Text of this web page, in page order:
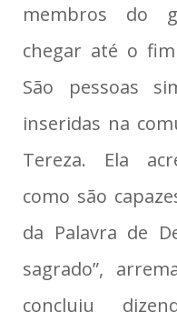
membros do
chegar até o
São pessoas
inseridas na
Tereza. Ela
como são
da Palavra de
sagrado”,
concluiu